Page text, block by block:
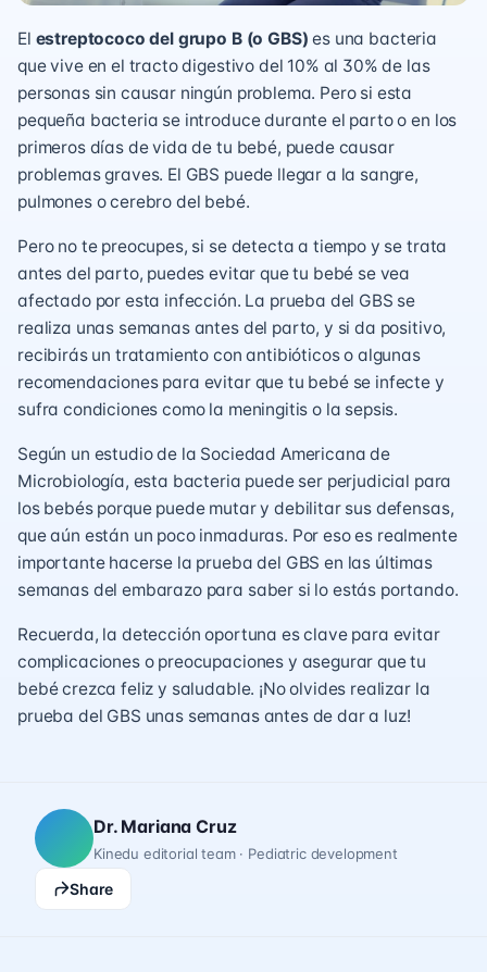
El estreptococo del grupo B (o GBS) es una bacteria
que vive en el tracto digestivo del 10% al 30% de las
personas sin causar ningún problema. Pero si esta
pequeña bacteria se introduce durante el parto o en los
primeros días de vida de tu bebé, puede causar
problemas graves. El GBS puede llegar a la sangre,
pulmones o cerebro del bebé.
Pero no te preocupes, si se detecta a tiempo y se trata
antes del parto, puedes evitar que tu bebé se vea
afectado por esta infección. La prueba del GBS se
realiza unas semanas antes del parto, y si da positivo,
recibirás un tratamiento con antibióticos o algunas
recomendaciones para evitar que tu bebé se infecte y
sufra condiciones como la meningitis o la sepsis.
Según un estudio de la Sociedad Americana de
Microbiología, esta bacteria puede ser perjudicial para
los bebés porque puede mutar y debilitar sus defensas,
que aún están un poco inmaduras. Por eso es realmente
importante hacerse la prueba del GBS en las últimas
semanas del embarazo para saber si lo estás portando.
Recuerda, la detección oportuna es clave para evitar
complicaciones o preocupaciones y asegurar que tu
bebé crezca feliz y saludable. ¡No olvides realizar la
prueba del GBS unas semanas antes de dar a luz!
Dr. Mariana Cruz
Kinedu editorial team · Pediatric development
Share